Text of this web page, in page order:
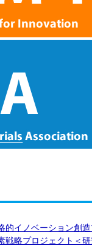
的イノベーション創
戦略プロジェクト＜